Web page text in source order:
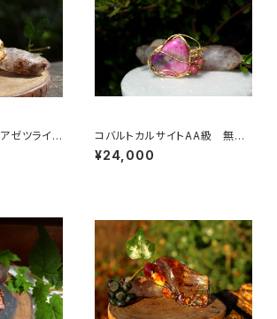
ゼツライ
ルデン・ラ
コバルトカルサイトAA級 無条
件の愛と許しの石 美しくなり
たい女性の為に
¥24,000